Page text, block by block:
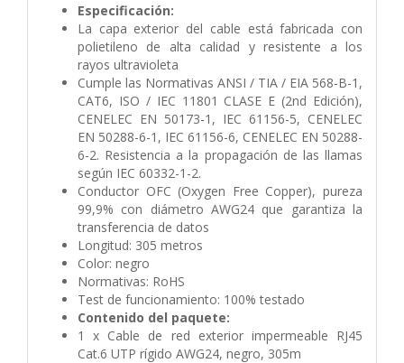
Especificación:
La capa exterior del cable está fabricada con
polietileno de alta calidad y resistente a los
rayos ultravioleta
Cumple las Normativas ANSI / TIA / EIA 568-B-1,
CAT6, ISO / IEC 11801 CLASE E (2nd Edición),
CENELEC EN 50173-1, IEC 61156-5, CENELEC
EN 50288-6-1, IEC 61156-6, CENELEC EN 50288-
6-2. Resistencia a la propagación de las llamas
según IEC 60332-1-2.
Conductor OFC (Oxygen Free Copper), pureza
99,9% con diámetro AWG24 que garantiza la
transferencia de datos
Longitud: 305 metros
Color: negro
Normativas: RoHS
Test de funcionamiento: 100% testado
Contenido del paquete:
1 x Cable de red exterior impermeable RJ45
Cat.6 UTP rígido AWG24, negro, 305m